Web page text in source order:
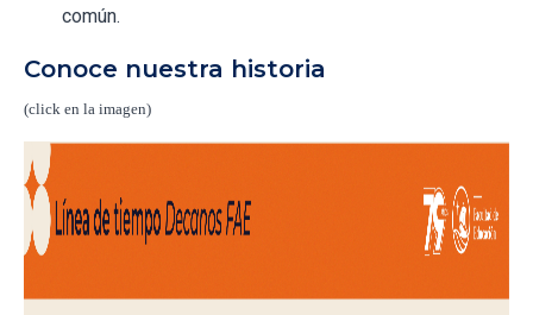
común.
Conoce nuestra historia
(click en la imagen)